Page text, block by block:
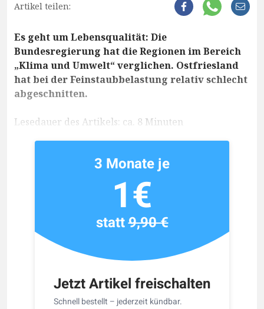
Artikel teilen:
Es geht um Lebensqualität: Die
Bundesregierung hat die Regionen im Bereich
„Klima und Umwelt“ verglichen. Ostfriesland
hat bei der Feinstaubbelastung relativ schlecht
abgeschnitten.
Lesedauer des Artikels: ca. 8 Minuten
Jetzt Artikel freischalten
Schnell bestellt – jederzeit kündbar.
3 Monate je
1€
statt9,90 €